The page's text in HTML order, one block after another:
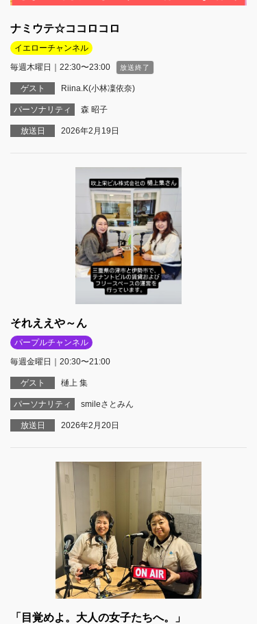
ナミウテ☆ココロコロ
イエローチャンネル
毎週木曜日｜22:30〜23:00
放送終了
ゲスト Riina.K(小林凜依奈)
パーソナリティ 森 昭子
放送日 2026年2月19日
それええや～ん
パープルチャンネル
毎週金曜日｜20:30〜21:00
ゲスト 樋上 集
パーソナリティ smileさとみん
放送日 2026年2月20日
「目覚めよ。大人の女子たちへ。」